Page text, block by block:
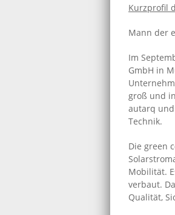
Kurzprofil
Mann der
Im
GmbH in
groß und
autarq
Technik.
Die green
Mobilität.
verbaut.
Qualität,